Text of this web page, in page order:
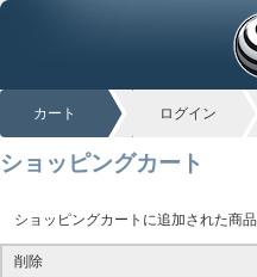
カート ログイン
ショッピングカート
ショッピングカートに追加された商品
削除